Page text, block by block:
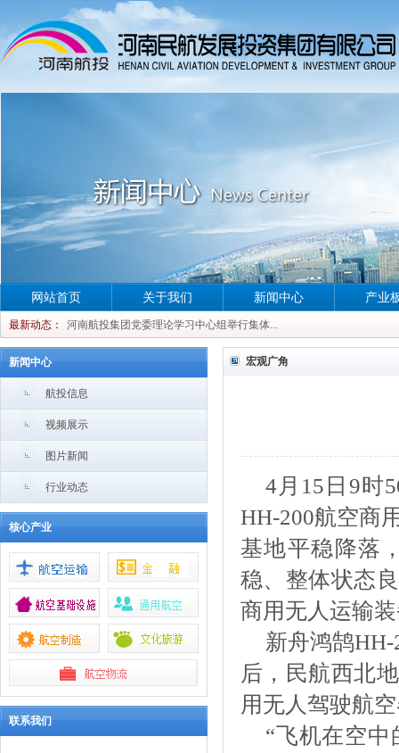
网站首页
最新动态：
河南航投集团党委理论学习中心组举行集体...
河南航投集团党委理论学习中心组举行集体...
河南航投集团党委理论学习中心组举行集体...
河南航投集团党委理论学习中心组举行集体...
关于我们 新闻中心 产业
新闻中心
航投信息
视频展示
图片新闻
行业动态
核心产业
联系我们
宏观广角
4月15日9时
HH-200航空商
基地平稳降落
稳、整体状态
商用无人运输
新舟鸿鹄HH-
后，民航西北
用无人驾驶航
“飞机在空